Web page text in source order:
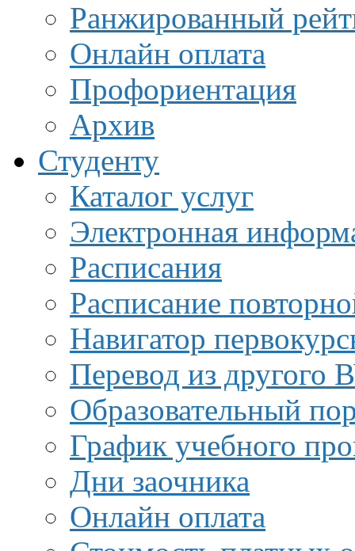
Ранжированный
Онлайн оплата
Профориентация
Архив
Студенту
Каталог услуг
Электронная
Расписания
Расписание
Навигатор
Перевод из другого
Образовательный
График учебного
Дни заочника
Онлайн оплата